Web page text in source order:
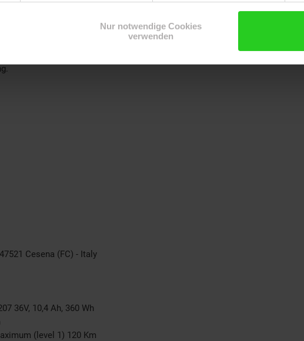
Nur notwendige Cookies
verwenden
fahrfertige Endmontage ist von einer fachkundigen Person auszuführen.
Cesena (FC) - Italy
36V, 10,4 Ah, 360 Wh
(level 1) 120 Km